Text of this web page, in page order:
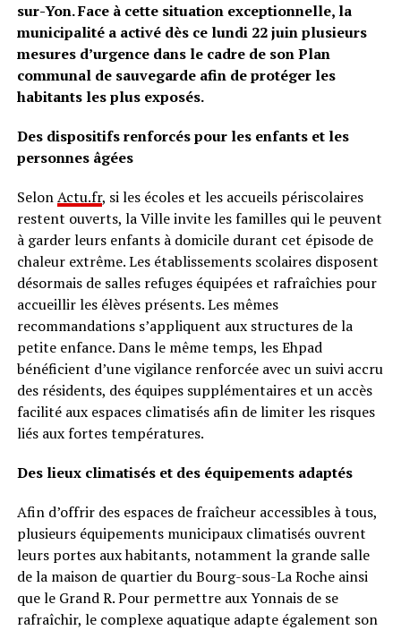
sur-Yon. Face à cette situation exceptionnelle, la
municipalité a activé dès ce lundi 22 juin plusieurs
mesures d’urgence dans le cadre de son Plan
communal de sauvegarde afin de protéger les
habitants les plus exposés.
Des dispositifs renforcés pour les enfants et les
personnes âgées
SelonActu.fr, si les écoles et les accueils périscolaires
restent ouverts, la Ville invite les familles qui le peuvent
à garder leurs enfants à domicile durant cet épisode de
chaleur extrême. Les établissements scolaires disposent
désormais de salles refuges équipées et rafraîchies pour
accueillir les élèves présents. Les mêmes
recommandations s’appliquent aux structures de la
petite enfance. Dans le même temps, les Ehpad
bénéficient d’une vigilance renforcée avec un suivi accru
des résidents, des équipes supplémentaires et un accès
facilité aux espaces climatisés afin de limiter les risques
liés aux fortes températures.
Des lieux climatisés et des équipements adaptés
Afin d’offrir des espaces de fraîcheur accessibles à tous,
plusieurs équipements municipaux climatisés ouvrent
leurs portes aux habitants, notamment la grande salle
de la maison de quartier du Bourg-sous-La Roche ainsi
que le Grand R. Pour permettre aux Yonnais de se
rafraîchir, le complexe aquatique adapte également son